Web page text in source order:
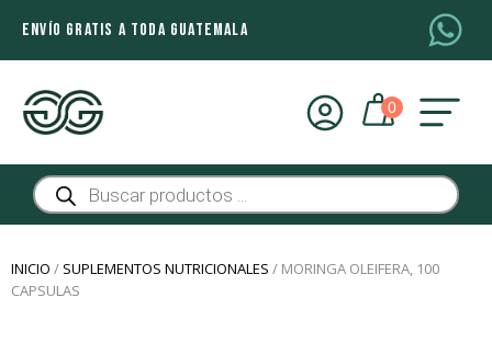
ENVÍO GRATIS A TODA GUATEMALA
Búsqueda
de
productos
INICIO / SUPLEMENTOS NUTRICIONALES / MORINGA OLEIFERA, 100
CAPSULAS